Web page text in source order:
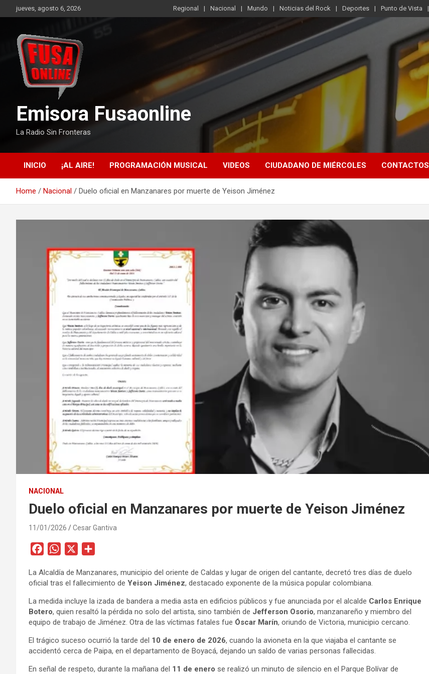
to
jueves, agosto 6, 2026 Regional Nacional Mundo Noticias del Rock Deportes Punto de Vista
Emisora Fusaonline
La Radio Sin Fronteras
INICIO ¡AL AIRE! PROGRAMACIÓN MUSICAL VIDEOS CIUDADANO DE MIÉRCOLES CONTACTOS
Home Nacional Duelo oficial en Manzanares por muerte de Yeison Jiménez
NACIONAL
Duelo oficial en Manzanares por muerte de Yeison Jiménez
11/01/2026 Cesar Gantiva
c
e
b
o
o
k
W
a
t
s
A
p
p
m
p
a
r
t
i
r
La Alcaldía de Manzanares, municipio del oriente de Caldas y lugar de origen del cantante, decretó tres días de duelo
oficial tras el fallecimiento de Yeison Jiménez, destacado exponente de la música popular colombiana.
La medida incluye la izada de bandera a media asta en edificios públicos y fue anunciada por el alcalde Carlos Enrique
Botero, quien resaltó la pérdida no solo del artista, sino también de Jefferson Osorio, manzanareño y miembro del
equipo de trabajo de Jiménez. Otra de las víctimas fatales fue Óscar Marín, oriundo de Victoria, municipio cercano.
El trágico suceso ocurrió la tarde del 10 de enero de 2026, cuando la avioneta en la que viajaba el cantante se
accidentó cerca de Paipa, en el departamento de Boyacá, dejando un saldo de varias personas fallecidas.
En señal de respeto, durante la mañana del 11 de enero se realizó un minuto de silencio en el Parque Bolívar de